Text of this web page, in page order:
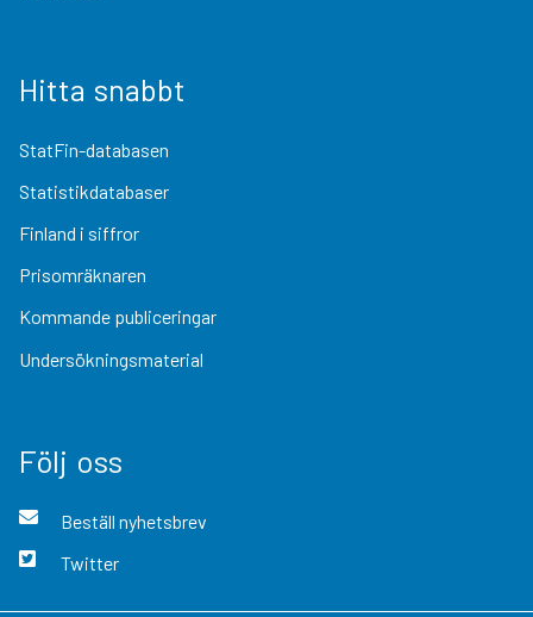
Hitta snabbt
StatFin-databasen
Statistikdatabaser
Finland i siffror
Prisomräknaren
Kommande publiceringar
Undersökningsmaterial
Följ oss
Beställ nyhetsbrev
Twitter